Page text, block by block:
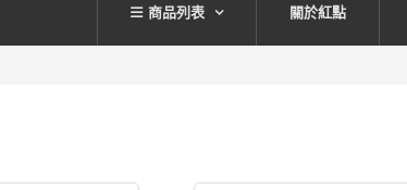
商品列表 關於紅點